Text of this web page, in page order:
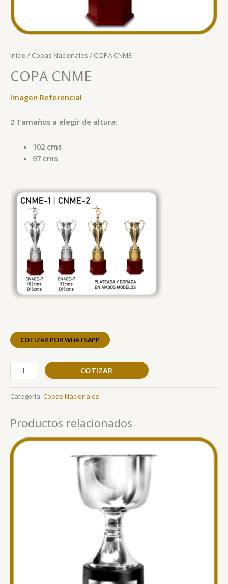
Inicio / Copas Nacionales / COPA CNME
COPA CNME
Imagen Referencial
2 Tamaños a elegir de altura:
102 cms
97 cms
COTIZAR POR WHATSAPP
COTIZAR
Categoría: Copas Nacionales
Productos relacionados